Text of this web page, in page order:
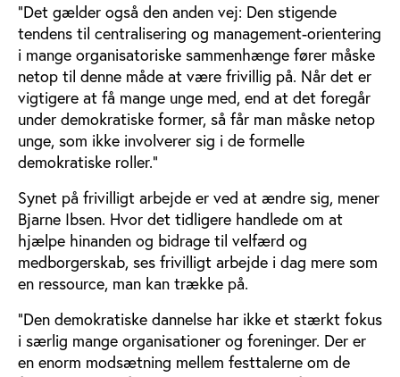
”Det gælder også den anden vej: Den stigende
tendens til centralisering og management-orientering
i mange organisatoriske sammenhænge fører måske
netop til denne måde at være frivillig på. Når det er
vigtigere at få mange unge med, end at det foregår
under demokratiske former, så får man måske netop
unge, som ikke involverer sig i de formelle
demokratiske roller.”
Synet på frivilligt arbejde er ved at ændre sig, mener
Bjarne Ibsen. Hvor det tidligere handlede om at
hjælpe hinanden og bidrage til velfærd og
medborgerskab, ses frivilligt arbejde i dag mere som
en ressource, man kan trække på.
”Den demokratiske dannelse har ikke et stærkt fokus
i særlig mange organisationer og foreninger. Der er
en enorm modsætning mellem festtalerne om de